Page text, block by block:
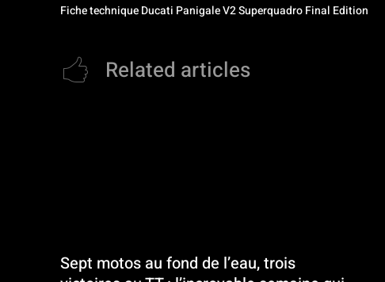
Fiche technique Ducati Panigale V2 Superquadro Final Edition
Related articles
Sept motos au fond de l’eau, trois